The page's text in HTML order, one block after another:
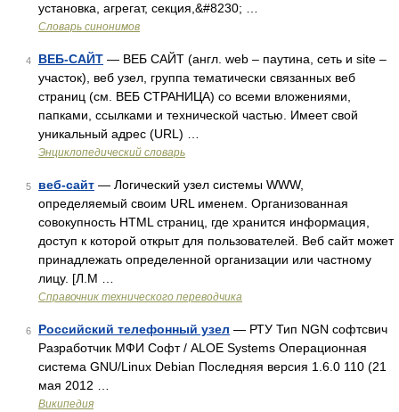
установка, агрегат, секция,&#8230; …
Словарь синонимов
4 ВЕБ-САЙТ — ВЕБ CАЙТ (англ. web – паутина, сеть и site –
участок), веб узел, группа тематически связанных веб
страниц (см. ВЕБ СТРАНИЦА) со всеми вложениями,
папками, ссылками и технической частью. Имеет свой
уникальный адрес (URL) …
Энциклопедический словарь
5 веб-сайт — Логический узел системы WWW,
определяемый своим URL именем. Организованная
совокупность HTML страниц, где хранится информация,
доступ к которой открыт для пользователей. Веб сайт может
принадлежать определенной организации или частному
лицу. [Л.М …
Справочник технического переводчика
6 Российский телефонный узел — РТУ Тип NGN софтсвич
Разработчик МФИ Софт / ALOE Systems Операционная
система GNU/Linux Debian Последняя версия 1.6.0 110 (21
мая 2012 …
Википедия